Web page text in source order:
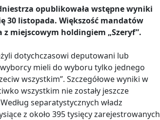
opublikowała wstępne wyniki
30 listopada. Większość mandatów
miejscowym holdingiem „Szeryf”.
dotychczasowi deputowani lub
mieli do wyboru tylko jednego
wszystkim”. Szczegółowe wyniki w
wszystkim nie zostały jeszcze
separatystycznych władz
z około 395 tysięcy zarejestrowanych